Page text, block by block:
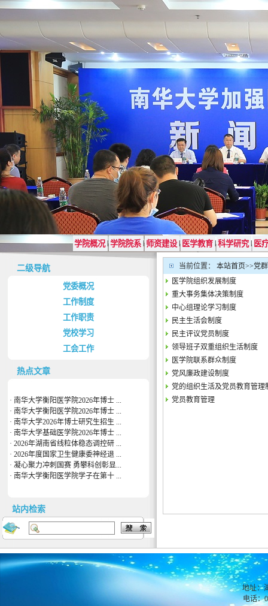
学院概况 |学院院系 |师资建设 |医学教育 |科学研究 医
二级导航
党委概况
工作制度
工作职责
党校学习
工会工作
热点文章
· 南华大学衡阳医学院2026年博士 ...
· 南华大学衡阳医学院2026年博士 ...
· 南华大学2026年博士研究生招生 ...
· 南华大学基础医学院2026年博士 ...
· 2026年湖南省线粒体稳态调控研 ...
· 2026年度国家卫生健康委神经退 ...
· 凝心聚力冲刺国赛 勇攀科创彰显...
· 南华大学衡阳医学院学子在第十 ...
站内检索
当前位置： 本站首页>>党
医学院组织发展制度
重大事务集体决策制度
中心组理论学习制度
民主生活会制度
民主评议党员制度
领导班子双重组织生活制度
医学院联系群众制度
党风廉政建设制度
党的组织生活及党员教育管理
党员教育管理
地址：
电话：